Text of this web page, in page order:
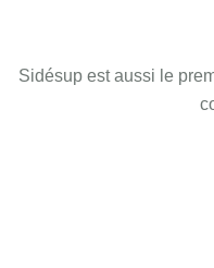
Sidésup est aussi le